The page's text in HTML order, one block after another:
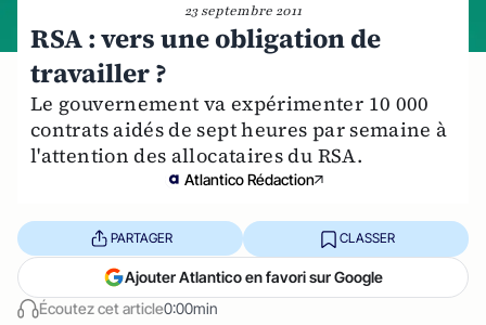
23 septembre 2011
RSA : vers une obligation de
travailler ?
Le gouvernement va expérimenter 10 000
contrats aidés de sept heures par semaine à
l'attention des allocataires du RSA.
Atlantico Rédaction
Écoutez cet article0:00min
PARTAGER CLASSER
Ajouter Atlantico en favori sur Google